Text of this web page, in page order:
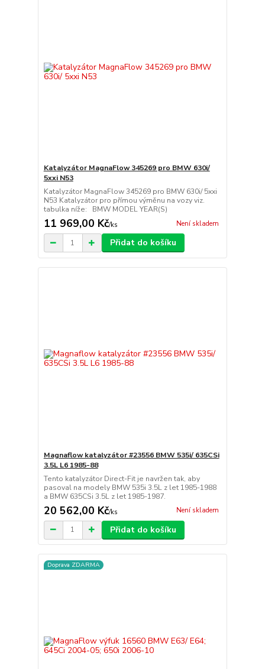
Katalyzátor MagnaFlow 345269 pro BMW 630i/
5xxi N53
Katalyzátor MagnaFlow 345269 pro BMW 630i/ 5xxi
N53 Katalyzátor pro přímou výměnu na vozy viz.
tabulka níže: BMW MODEL YEAR(S)
11 969,00 Kč/ks Není skladem
Přidat do košíku
Magnaflow katalyzátor #23556 BMW 535i/ 635CSi
3.5L L6 1985-88
Tento katalyzátor Direct-Fit je navržen tak, aby
pasoval na modely BMW 535i 3.5L z let 1985-1988
a BMW 635CSi 3.5L z let 1985-1987.
20 562,00 Kč/ks Není skladem
Přidat do košíku
Doprava ZDARMA